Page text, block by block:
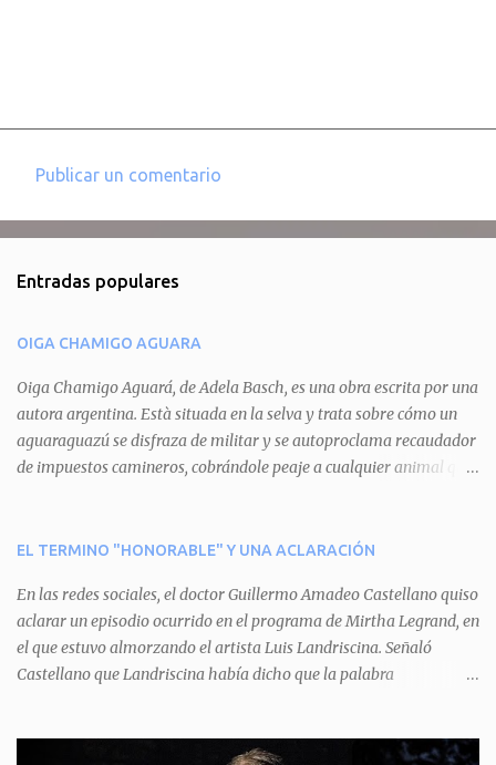
e
t
a
r
i
o
Publicar un comentario
Entradas populares
OIGA CHAMIGO AGUARA
Oiga Chamigo Aguará, de Adela Basch, es una obra escrita por una
autora argentina. Està situada en la selva y trata sobre cómo un
aguaraguazú se disfraza de militar y se autoproclama recaudador
de impuestos camineros, cobrándole peaje a cualquier animal que
aguará le provoca. De igual manera pasa con Tatú, el armadillo.
del aguará y pasa sin pagar. Por último, Tui, la cotorra, deja
expuesta la mentira del aguará y arenga a los otros tres
personajes a unirse para enfrentarlo. Finalmente, terminan por
quitarle el disfraz de militar, y el aguará huye despavorido al verse
una propuesta muy divertida con canciones en vivo, máscaras, una
EL TERMINO "HONORABLE" Y UNA ACLARACIÓN
En las redes sociales, el doctor Guillermo Amadeo Castellano quiso
aclarar un episodio ocurrido en el programa de Mirtha Legrand, en
el que estuvo almorzando el artista Luis Landriscina. Señaló
Castellano que Landriscina había dicho que la palabra
servicio a la patria y debía ser sin remuneración". Agrega el letrado